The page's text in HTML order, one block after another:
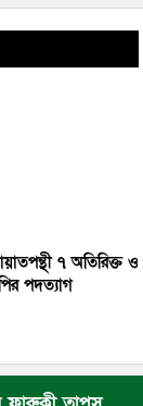
৭ অতিরিক্ত ও
পদত্যাগ